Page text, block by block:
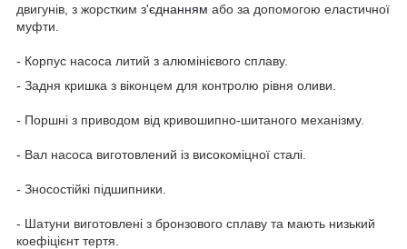
двигунів, з жорстким з'єднанням або за допомогою еластичної
муфти.
- Корпус насоса литий з алюмінієвого сплаву.
- Задня кришка з віконцем для контролю рівня оливи.
- Поршні з приводом від кривошипно-шитаного механізму.
- Вал насоса виготовлений із високоміцної сталі.
- Зносостійкі підшипники.
- Шатуни виготовлені з бронзового сплаву та мають низький
коефіцієнт тертя.